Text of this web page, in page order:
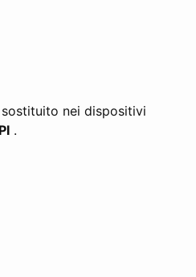
nei dispositivi
.